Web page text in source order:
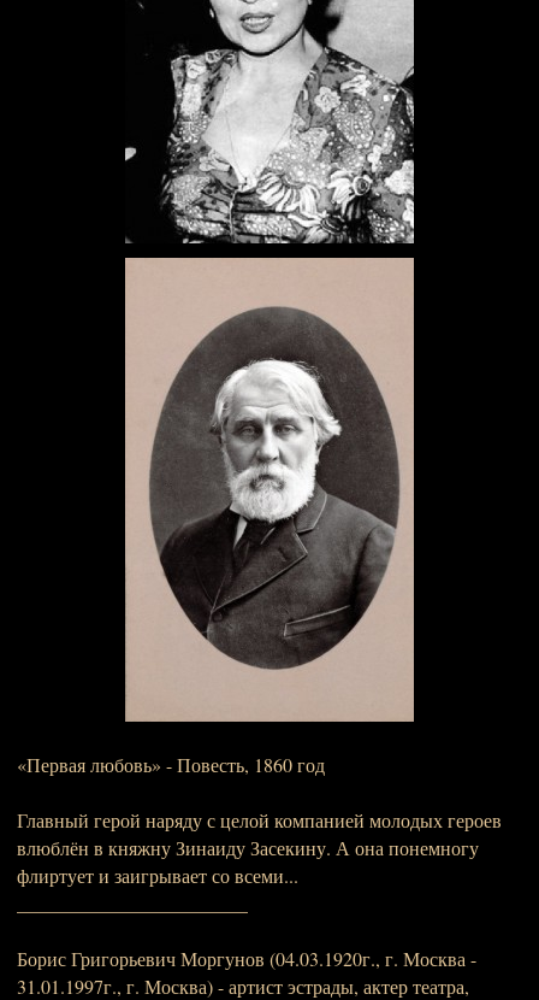
«Первая любовь» - Повесть, 1860 год
Главный герой наряду с целой компанией молодых героев
влюблён в княжну Зинаиду Засекину. А она понемногу
флиртует и заигрывает со всеми...
Борис Григорьевич Моргунов (04.03.1920г., г. Москва -
31.01.1997г., г. Москва) - артист эстрады, актер театра,